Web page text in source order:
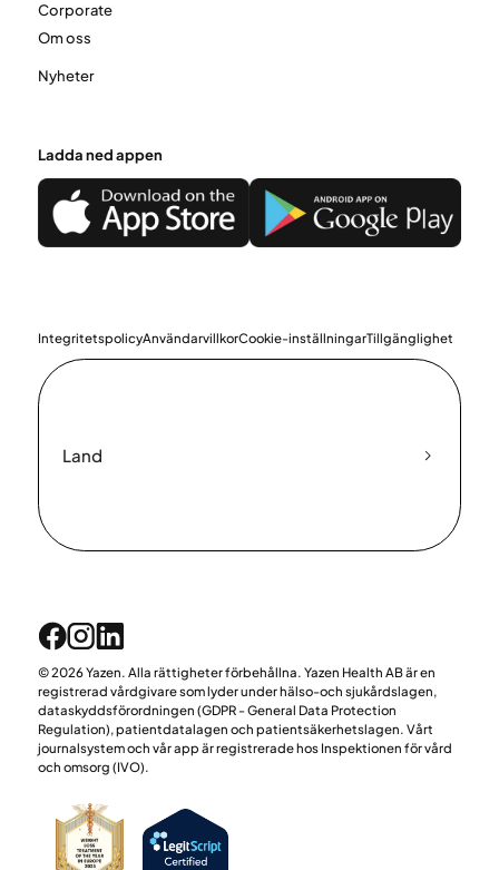
Corporate
Om oss
Nyheter
Ladda ned appen
IntegritetspolicyAnvändarvillkorCookie-inställningarTillgänglighet
Land
© 2026 Yazen. Alla rättigheter förbehållna. Yazen Health AB är en
registrerad vårdgivare som lyder under hälso-och sjukårdslagen,
dataskyddsförordningen (GDPR - General Data Protection
Regulation), patientdatalagen och patientsäkerhetslagen. Vårt
journalsystem och vår app är registrerade hos Inspektionen för vård
och omsorg (IVO).